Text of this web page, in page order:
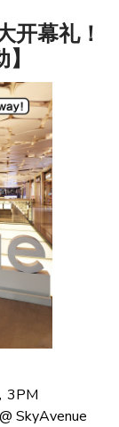
开幕礼！
3PM
SkyAvenue